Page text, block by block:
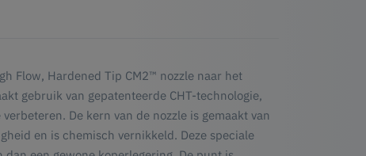
Flow, Hardened Tip CM2™ nozzle naar het
gebruik van gepatenteerde CHT-technologie,
De kern van de nozzle is gemaakt van
en is chemisch vernikkeld. Deze speciale